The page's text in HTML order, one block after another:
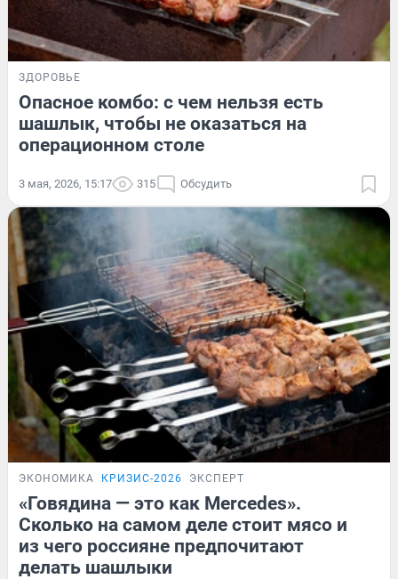
ЗДОРОВЬЕ
Опасное комбо: с чем нельзя есть
шашлык, чтобы не оказаться на
операционном столе
3 мая, 2026, 15:17 315 Обсудить
ЭКОНОМИКА КРИЗИС-2026 ЭКСПЕРТ
«Говядина — это как Mercedes».
Сколько на самом деле стоит мясо и
из чего россияне предпочитают
делать шашлыки